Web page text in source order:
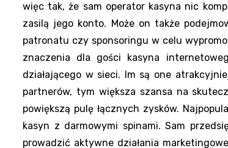
więc tak, że sam operator kasyna nic
zasilą jego konto. Może on także
patronatu czy sponsoringu w celu
znaczenia dla gości kasyna
działającego w sieci. Im są one
partnerów, tym większa szansa na
powiększą pulę łącznych zysków.
kasyn z darmowymi spinami. Sam
prowadzić aktywne działania